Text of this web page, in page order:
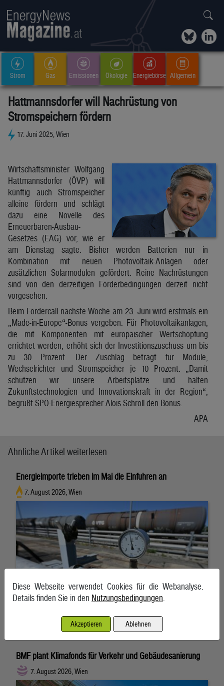
Strom Gas Emissionen Ökologie Energiebörse Allgemein
Hattmannsdorfer will Nachrüstung von
Stromspeichern fördern
17. Juni 2025, Wien
Wirtschaftsminister Wolfgang
Hattmannsdorfer (ÖVP) will
künftig auch Stromspeicher
alleine fördern und schlägt
dazu eine Novelle des
Erneuerbaren-Ausbau-
Gesetzes (EAG) vor, wie er
am Dienstag sagte. Bisher werden Batterien nur in
Kombination mit neuen Photovoltaik-Anlagen oder
zusätzlichen Solarmodulen gefördert. Reine Nachrüstungen
sind von den derzeitigen Förderbedingungen derzeit nicht
vorgesehen.
Beim Fördercall nächste Woche am 23. Juni wird erstmals ein
„Made-in-Europe“-Bonus vergeben. Für Photovoltaikanlagen,
die mit Komponenten mit europäischer Wertschöpfung
errichtet werden, erhöht sich der Investitionszuschuss um bis
zu 30 Prozent. Der Zuschlag beträgt für Module,
Wechselrichter und Stromspeicher je 10 Prozent. „Damit
schützen wir unsere Arbeitsplätze und halten
Zukunftstechnologien und Innovationskraft in der Region“,
begrüßt SPÖ-Energiesprecher Alois Schroll den Bonus.
APA
Ähnliche Artikel weiterlesen
Energieimporte trieben im Mai die Einfuhren an
7. August 2026, Wien
BMF plant Klimafonds für Verkehr und Gebäudesanierung
7. August 2026, Wien
Diese Webseite verwendet Cookies für die Webanalyse.
Details finden Sie in den Nutzungsbedingungen
Akzeptieren Ablehnen